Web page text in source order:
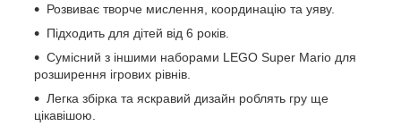
Розвиває творче мислення, координацію та уяву.
Підходить для дітей від 6 років.
Сумісний з іншими наборами LEGO Super Mario для
розширення ігрових рівнів.
Легка збірка та яскравий дизайн роблять гру ще
цікавішою.